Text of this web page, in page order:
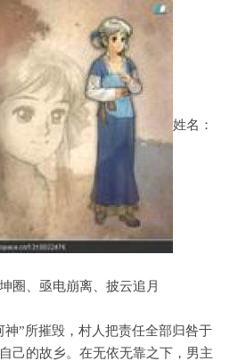
姓名：
圈、亟电崩离、披云追月
”所摧毁，村人把责任全部归咎于
己的故乡。在无依无靠之下，男主